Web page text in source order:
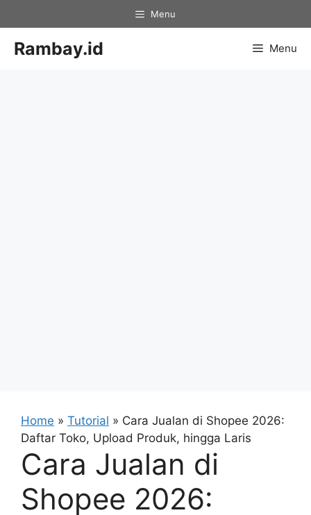
to
content
Menu
Rambay.id Menu
Home » Tutorial » Cara Jualan di Shopee 2026:
Daftar Toko, Upload Produk, hingga Laris
Cara Jualan di
Shopee 2026: